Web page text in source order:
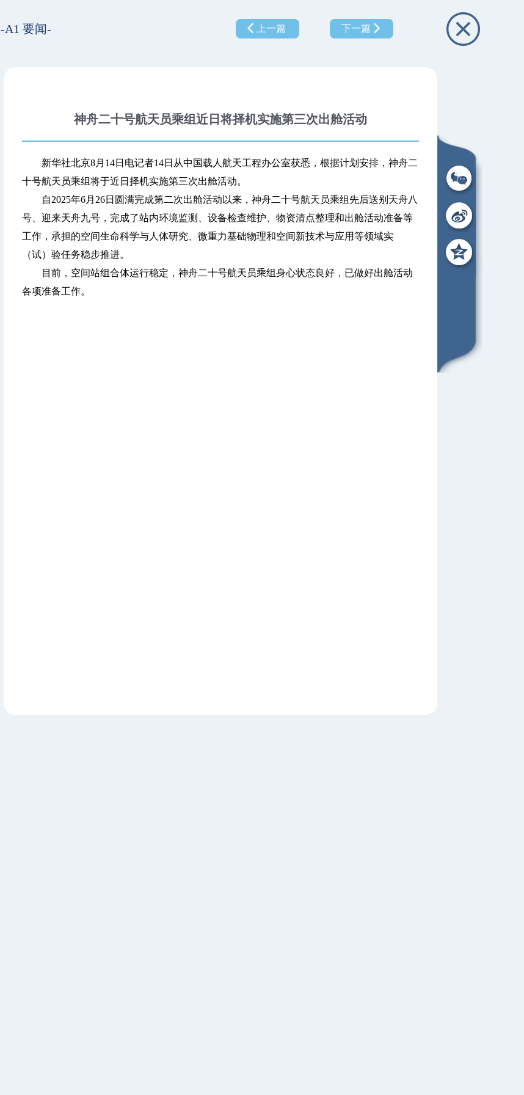
-A1 要闻- 上一篇 下一篇
神舟二十号航天员乘组近日将择机实施第三次出舱活动
新华社北京8月14日电记者14日从中国载人航天工程办公室获悉，根据计划安排，神舟二
十号航天员乘组将于近日择机实施第三次出舱活动。
自2025年6月26日圆满完成第二次出舱活动以来，神舟二十号航天员乘组先后送别天舟八
号、迎来天舟九号，完成了站内环境监测、设备检查维护、物资清点整理和出舱活动准备等
工作，承担的空间生命科学与人体研究、微重力基础物理和空间新技术与应用等领域实
（试）验任务稳步推进。
目前，空间站组合体运行稳定，神舟二十号航天员乘组身心状态良好，已做好出舱活动
各项准备工作。